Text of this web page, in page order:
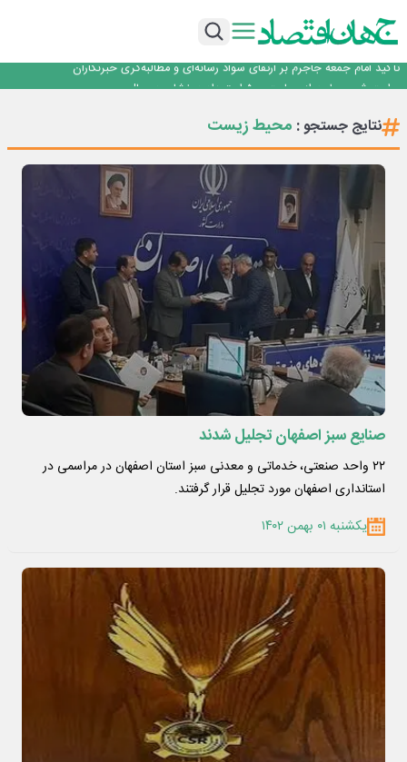
کنترل و ماژول وایرلس بومی‌سازی شده جرثقیل‌های فولاد هرمزگان، جایگزین نمونه
خارجی
خدمت رسانی بیمه دی با تکیه بر تحول دیجیتال همراه با افزایش کیفیت ، این
روایت شجره طیبه از حمایت ۵۰۰ استعداد درخشان در سال
با آزمون موفقیت‌آمیز بیش از یک سال بهره‌برداری و بدون خرابی حاصل شد؛ ریموت
کنترل و ماژول وایرلس بومی‌سازی شده جرثقیل‌های فولاد هرمزگان، جایگزین نمونه
خارجی
خدمت رسانی بیمه دی با تکیه بر تحول دیجیتال همراه با افزایش کیفیت ، این
نتایج جستجو : محیط زیست
صنایع سبز اصفهان تجلیل شدند
۲۲ واحد صنعتی، خدماتی و معدنی سبز استان اصفهان در مراسمی در
استانداری اصفهان مورد تجلیل قرار گرفتند.
یکشنبه ۰۱ بهمن ۱۴۰۲